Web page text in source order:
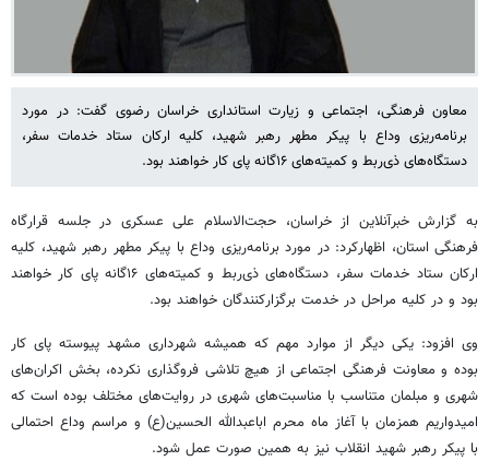
معاون فرهنگی، اجتماعی و زیارت استانداری خراسان رضوی گفت: در مورد
برنامه‌ریزی وداع با پیکر مطهر رهبر شهید، کلیه ارکان ستاد خدمات سفر،
دستگاه‌های ذی‌ربط و کمیته‌های ۱۶‌گانه پای کار خواهند بود.
به گزارش خبرآنلاین از خراسان، حجت‌الاسلام علی عسکری در جلسه قرارگاه
فرهنگی استان، اظهارکرد: در مورد برنامه‌ریزی وداع با پیکر مطهر رهبر شهید، کلیه
ارکان ستاد خدمات سفر، دستگاه‌های ذی‌ربط و کمیته‌های ۱۶‌گانه پای کار خواهند
بود و در کلیه مراحل در خدمت برگزارکنندگان خواهند بود.
وی افزود: یکی دیگر از موارد مهم که همیشه شهرداری مشهد پیوسته پای کار
بوده و معاونت فرهنگی اجتماعی از هیچ تلاشی فروگذاری نکرده، بخش اکران‌های
شهری و مبلمان متناسب با مناسبت‌های شهری در روایت‌های مختلف بوده است که
امیدواریم همزمان با آغاز ماه محرم اباعبدالله الحسین(ع) و مراسم وداع احتمالی
با پیکر رهبر شهید انقلاب نیز به همین صورت عمل شود.